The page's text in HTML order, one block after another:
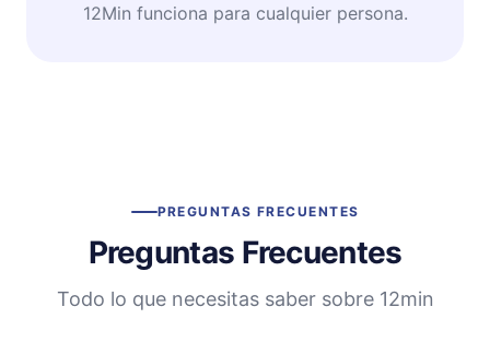
12Min funciona para cualquier persona.
PREGUNTAS FRECUENTES
Preguntas Frecuentes
Todo lo que necesitas saber sobre 12min